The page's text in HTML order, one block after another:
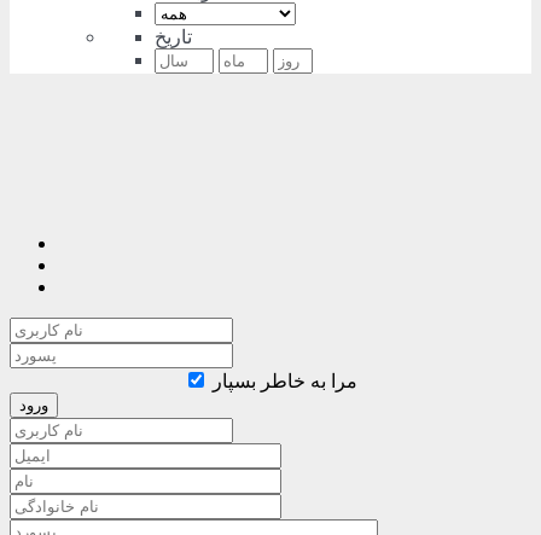
تاریخ
مرا به خاطر بسپار